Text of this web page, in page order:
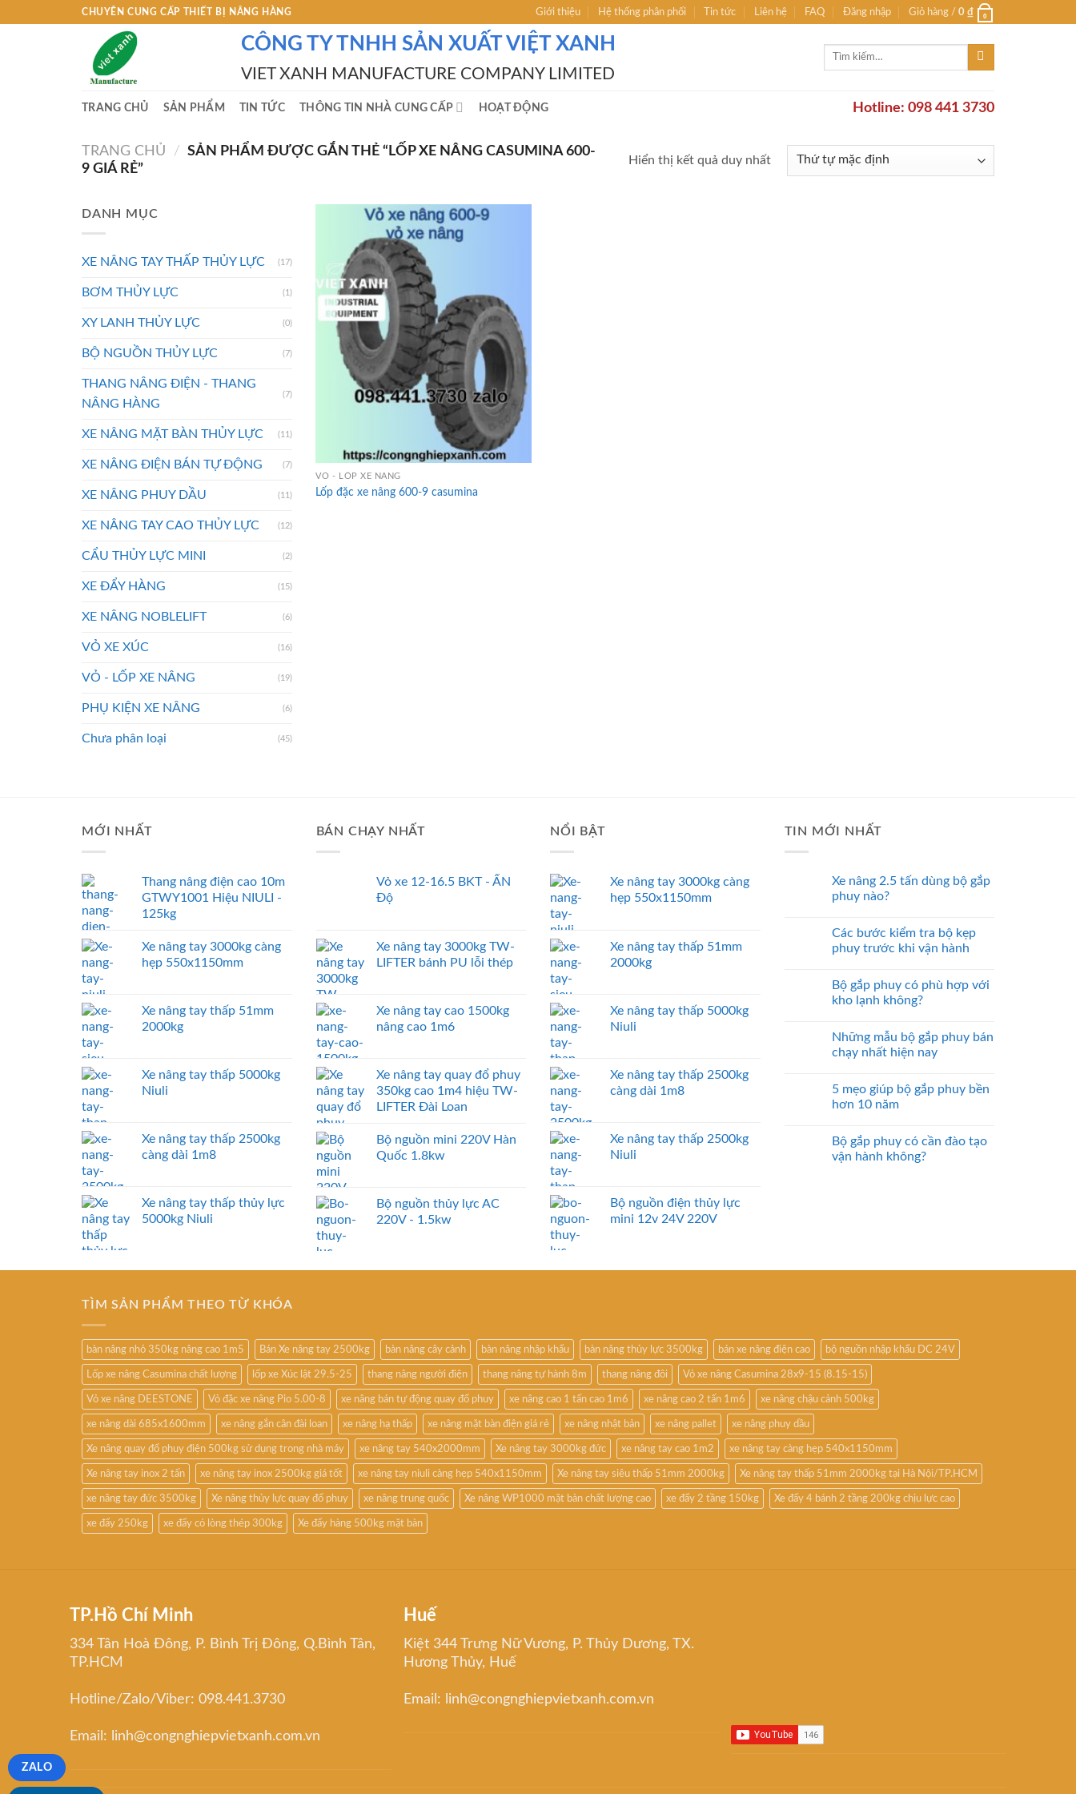
CHUYÊN CUNG CẤP THIẾT BỊ NÂNG HÀNG Giới thiệu Hệ thống phân phối Tin tức Liên hệ FAQ Đăng nhập Giỏ hàng / 0 ₫ 0
CÔNG TY TNHH SẢN XUẤT VIỆT XANH
VIET XANH MANUFACTURE COMPANY LIMITED
Tìm
TRANG CHỦ SẢN PHẨM TIN TỨC THÔNG TIN NHÀ CUNG CẤP HOẠT ĐỘNG Hotline: 098 441 3730
TRANG CHỦ / SẢN PHẨM ĐƯỢC GẮN THẺ “LỐP XE NÂNG CASUMINA 600-
9 GIÁ RẺ”
Hiển thị kết quả duy nhất
DANH MỤC
XE NÂNG TAY THẤP THỦY LỰC (17)
BƠM THỦY LỰC (1)
XY LANH THỦY LỰC (0)
BỘ NGUỒN THỦY LỰC (7)
THANG NÂNG ĐIỆN - THANG
NÂNG HÀNG
(7)
XE NÂNG MẶT BÀN THỦY LỰC (11)
XE NÂNG ĐIỆN BÁN TỰ ĐỘNG (7)
XE NÂNG PHUY DẦU (11)
XE NÂNG TAY CAO THỦY LỰC (12)
CẨU THỦY LỰC MINI (2)
XE ĐẨY HÀNG (15)
XE NÂNG NOBLELIFT (6)
VỎ XE XÚC (16)
VỎ - LỐP XE NÂNG (19)
PHỤ KIỆN XE NÂNG (6)
Chưa phân loại (45)
VỎ - LỐP XE NÂNG
Lốp đặc xe nâng 600-9 casumina
MỚI NHẤT
Thang nâng điện cao 10m
GTWY1001 Hiệu NIULI -
125kg
Xe nâng tay 3000kg càng
hẹp 550x1150mm
Xe nâng tay thấp 51mm
2000kg
Xe nâng tay thấp 5000kg
Niuli
Xe nâng tay thấp 2500kg
càng dài 1m8
Xe nâng tay thấp thủy lực
5000kg Niuli
BÁN CHẠY NHẤT
Vỏ xe 12-16.5 BKT - ẤN
Độ
Xe nâng tay 3000kg TW-
LIFTER bánh PU lỗi thép
Xe nâng tay cao 1500kg
nâng cao 1m6
Xe nâng tay quay đổ phuy
350kg cao 1m4 hiệu TW-
LIFTER Đài Loan
Bộ nguồn mini 220V Hàn
Quốc 1.8kw
Bộ nguồn thủy lực AC
220V - 1.5kw
NỔI BẬT
Xe nâng tay 3000kg càng
hẹp 550x1150mm
Xe nâng tay thấp 51mm
2000kg
Xe nâng tay thấp 5000kg
Niuli
Xe nâng tay thấp 2500kg
càng dài 1m8
Xe nâng tay thấp 2500kg
Niuli
Bộ nguồn điện thủy lực
mini 12v 24V 220V
TIN MỚI NHẤT
Xe nâng 2.5 tấn dùng bộ gắp
phuy nào?
Các bước kiểm tra bộ kẹp
phuy trước khi vận hành
Bộ gắp phuy có phù hợp với
kho lạnh không?
Những mẫu bộ gắp phuy bán
chạy nhất hiện nay
5 mẹo giúp bộ gắp phuy bền
hơn 10 năm
Bộ gắp phuy có cần đào tạo
vận hành không?
TÌM SẢN PHẨM THEO TỪ KHÓA
bàn nâng nhỏ 350kg nâng cao 1m5 Bán Xe nâng tay 2500kg bàn nâng cây cảnh bàn nâng nhập khẩu bàn nâng thủy lực 3500kg bán xe nâng điện cao bộ nguồn nhập khẩu DC 24V
Lốp xe nâng Casumina chất lượng lốp xe Xúc lật 29.5-25 thang nâng người điện thang nâng tự hành 8m thang nâng đôi Vỏ xe nâng Casumina 28x9-15 (8.15-15)
Vỏ xe nâng DEESTONE Vỏ đặc xe nâng Pio 5.00-8 xe nâng bán tự động quay đổ phuy xe nâng cao 1 tấn cao 1m6 xe nâng cao 2 tấn 1m6 xe nâng chậu cảnh 500kg
xe nâng dài 685x1600mm xe nâng gắn cân đài loan xe nâng hạ thấp xe nâng mặt bàn điện giá rẻ xe nâng nhật bản xe nâng pallet xe nâng phuy dầu
Xe nâng quay đổ phuy điện 500kg sử dụng trong nhà máy xe nâng tay 540x2000mm Xe nâng tay 3000kg đức xe nâng tay cao 1m2 xe nâng tay càng hẹp 540x1150mm
Xe nâng tay inox 2 tấn xe nâng tay inox 2500kg giá tốt xe nâng tay niuli càng hẹp 540x1150mm Xe nâng tay siêu thấp 51mm 2000kg Xe nâng tay thấp 51mm 2000kg tại Hà Nội/TP.HCM
xe nâng tay đức 3500kg Xe nâng thủy lực quay đổ phuy xe nâng trung quốc Xe nâng WP1000 mặt bàn chất lượng cao xe đẩy 2 tầng 150kg Xe đẩy 4 bánh 2 tầng 200kg chịu lực cao
xe đẩy 250kg xe đẩy có lòng thép 300kg Xe đẩy hàng 500kg mặt bàn
TP.Hồ Chí Minh
334 Tân Hoà Đông, P. Bình Trị Đông, Q.Bình Tân,
TP.HCM
Hotline/Zalo/Viber: 098.441.3730
Email: linh@congnghiepvietxanh.com.vn
Huế
Kiệt 344 Trưng Nữ Vương, P. Thủy Dương, TX.
Hương Thủy, Huế
Email: linh@congnghiepvietxanh.com.vn
ZALO